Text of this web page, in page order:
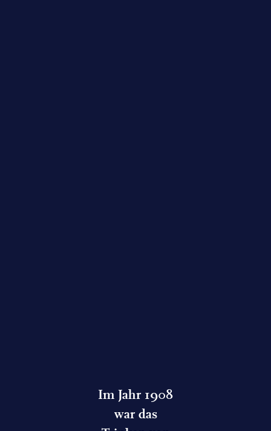
Im Jahr 1908
war das